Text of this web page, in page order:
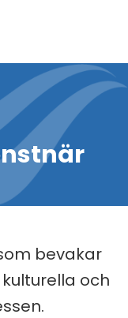
bevakar
och